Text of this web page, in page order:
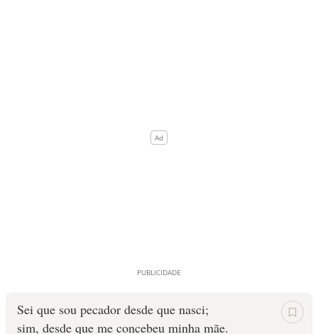
Sei que sou pecador desde que nasci;
sim, desde que me concebeu minha mãe.